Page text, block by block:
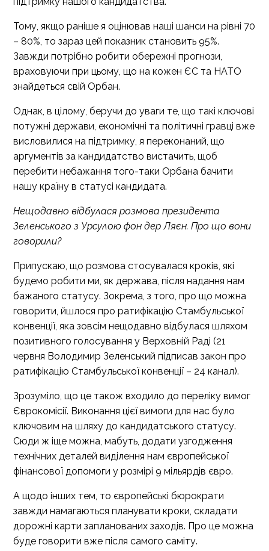
Тому, якщо раніше я оцінював наші шанси на рівні 70
– 80%, то зараз цей показник становить 95%.
Завжди потрібно робити обережні прогнози,
враховуючи при цьому, що на кожен ЄС та НАТО
знайдеться свій Орбан.
Однак, в цілому, беручи до уваги те, що такі ключові
потужні держави, економічні та політичні гравці вже
висловилися на підтримку, я переконаний, що
аргументів за кандидатство вистачить, щоб
перебити небажання того-таки Орбана бачити
нашу країну в статусі кандидата.
Нещодавно відбулася розмова президента
Зеленського з Урсулою фон дер Ляєн. Про що вони
говорили?
Припускаю, що розмова стосувалася кроків, які
будемо робити ми, як держава, після надання нам
бажаного статусу. Зокрема, з того, про що можна
говорити, йшлося про ратифікацію Стамбульської
конвенції, яка зовсім нещодавно відбулася шляхом
позитивного голосування у Верховній Раді (21
червня Володимир Зеленський підписав закон про
ратифікацію Стамбульської конвенції – 24 канал).
Зрозуміло, що це також входило до переліку вимог
Єврокомісії. Виконання цієї вимоги для нас було
ключовим на шляху до кандидатського статусу.
Сюди ж іще можна, мабуть, додати узгодження
технічних деталей виділення нам європейської
фінансової допомоги у розмірі 9 мільярдів євро.
А щодо інших тем, то європейські бюрократи
завжди намагаються планувати кроки, складати
дорожні карти запланованих заходів. Про це можна
буде говорити вже після самого саміту.